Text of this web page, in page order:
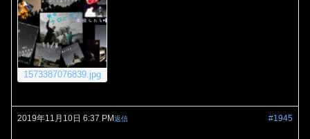
1573387076839.jpg
2019年11月10日 6:37 PM #1945
返信